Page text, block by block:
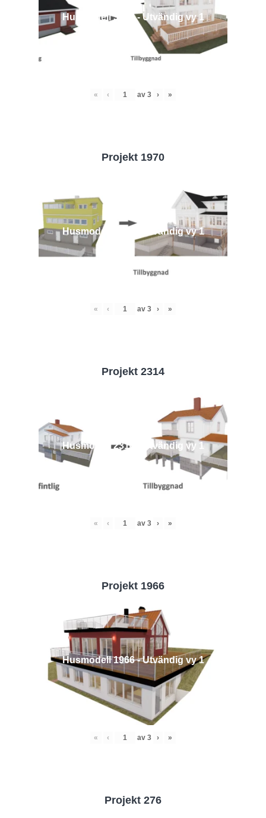
Husmodell 3104 - Utvändig vy 1
« ‹ av 3 › »
Projekt 1970
Husmodell 1970 - Utvändig vy 1
« ‹ av 3 › »
Projekt 2314
Husmodell 2314 - Utvändig vy 1
« ‹ av 3 › »
Projekt 1966
Husmodell 1966 - Utvändig vy 1
« ‹ av 3 › »
Projekt 276